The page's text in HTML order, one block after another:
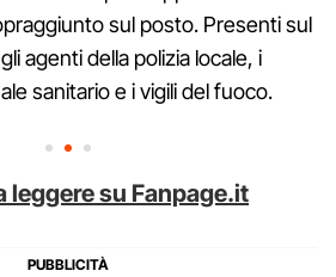
sul posto. Presenti sul
agenti della polizia locale, i
sanitario e i vigili del fuoco.
leggere su Fanpage.it